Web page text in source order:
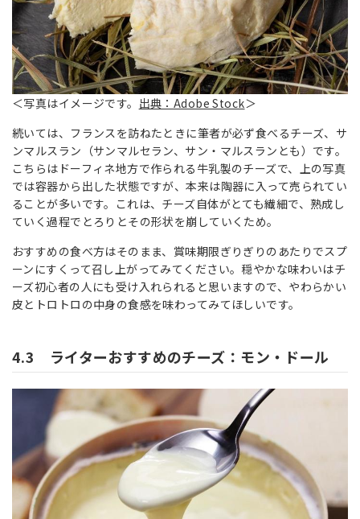
＜写真はイメージです。 出典：Adobe Stock＞
続いては、フランスを訪ねたときに筆者が必ず食べるチーズ、サ
ンマルスラン（サンマルセラン、サン・マルスランとも）です。
こちらはドーフィネ地方で作られる牛乳製のチーズで、上の写真
では容器から出した状態ですが、本来は陶器に入って売られてい
ることが多いです。これは、チーズ自体がとても繊細で、熟成し
ていく過程でとろりとその形状を崩していくため。
おすすめの食べ方はそのまま、賞味期限ぎりぎりのあたりでスプ
ーンにすくって召し上がってみてください。穏やかな味わいはチ
ーズ初心者の人にも受け入れられると思いますので、やわらかい
皮とトロトロの中身の食感を味わってみてほしいです。
4.3 ライターおすすめのチーズ：モン・ドール